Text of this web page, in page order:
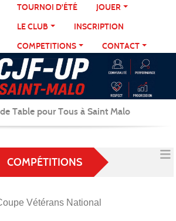
TOURNOI D'ÉTÉ
JOUER
LE CLUB
INSCRIPTION
COMPETITIONS
CONTACT
Table pour Tous à Saint Malo
COMPÉTITIONS
Vétérans National
cookies